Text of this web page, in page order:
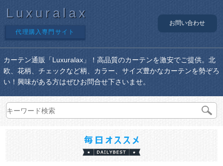
Luxuralax
代理購入専門サイト
お問い合わせ
カーテン通販「Luxuralax」！高品質のカーテンを激安でご提供。北
欧、花柄、チェックなど柄、カラー、サイズ豊かなカーテンを勢ぞろ
い！興味がある方はぜひお問合せ下さいませ。